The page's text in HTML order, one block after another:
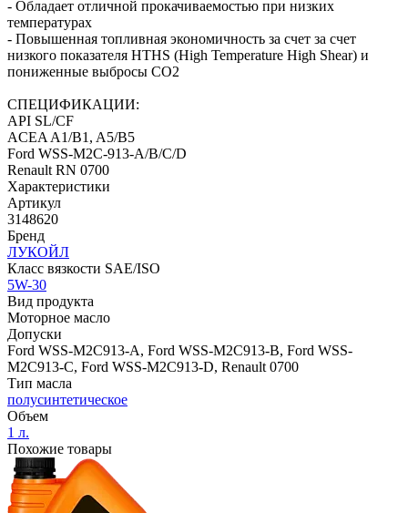
- Обладает отличной прокачиваемостью при низких
температурах
- Повышенная топливная экономичность за счет за счет
низкого показателя HTHS (High Temperature High Shear) и
пониженные выбросы CO2
СПЕЦИФИКАЦИИ:
API SL/CF
ACEA A1/B1, A5/B5
Ford WSS-M2C-913-A/B/C/D
Renault RN 0700
Характеристики
Артикул
3148620
Бренд
ЛУКОЙЛ
Класс вязкости SAE/ISO
5W-30
Вид продукта
Моторное масло
Допуски
Ford WSS-M2C913-A, Ford WSS-M2C913-B, Ford WSS-
M2C913-C, Ford WSS-M2C913-D, Renault 0700
Тип масла
полусинтетическое
Объем
1 л.
Похожие товары